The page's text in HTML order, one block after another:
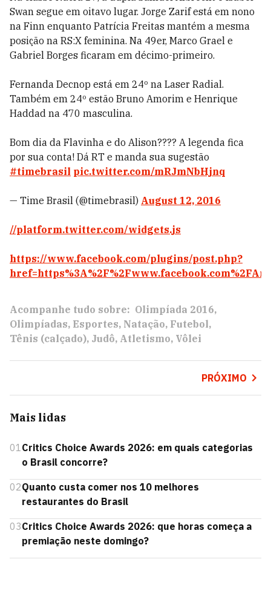
Swan segue em oitavo lugar. Jorge Zarif está em nono
na Finn enquanto Patrícia Freitas mantém a mesma
posição na RS:X feminina. Na 49er, Marco Grael e
Gabriel Borges ficaram em décimo-primeiro.
Fernanda Decnop está em 24º na Laser Radial.
Também em 24º estão Bruno Amorim e Henrique
Haddad na 470 masculina.
Bom dia da Flavinha e do Alison???? A legenda fica
por sua conta! Dá RT e manda sua sugestão
#timebrasil pic.twitter.com/mRJmNbHjnq
— Time Brasil (@timebrasil) August 12, 2016
//platform.twitter.com/widgets.js
https://www.facebook.com/plugins/post.php?
Acompanhe tudo sobre: Olimpíada 2016
Olimpíadas Esportes Natação Futebol
Tênis (calçado) Judô Atletismo Vôlei
PRÓXIMO
Mais lidas
01Critics Choice Awards 2026: em quais categorias
o Brasil concorre?
02Quanto custa comer nos 10 melhores
restaurantes do Brasil
03Critics Choice Awards 2026: que horas começa a
premiação neste domingo?